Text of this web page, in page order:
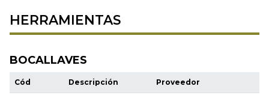
HERRAMIENTAS
BOCALLAVES
Cód Descripción Proveedor